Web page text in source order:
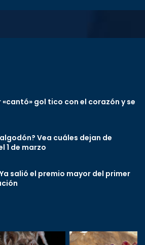
gol tico con el corazón y se
Vea cuáles dejan de
1 de marzo
salió el premio mayor del primer